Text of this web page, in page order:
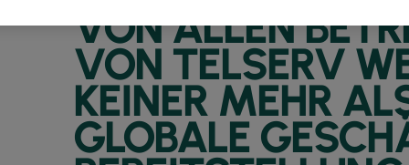
VON ALLEN
VON TELSERV
KEINER MEHR
GLOBALE